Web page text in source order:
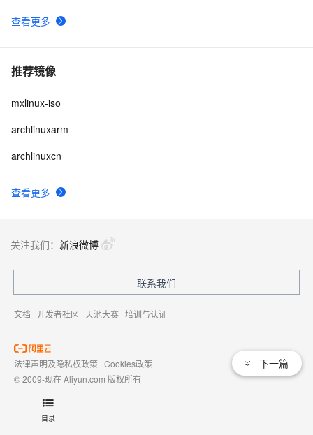
目录
查看更多
推荐镜像
查看更多
mxlinux-iso
archlinuxarm
archlinuxcn
下一篇
关注我们： 新浪微博
联系我们
文档 | 开发者社区 | 天池大赛 | 培训与认证
法律声明及隐私权政策 | Cookies政策
© 2009-现在 Aliyun.com 版权所有
域名注册服务机构许可：